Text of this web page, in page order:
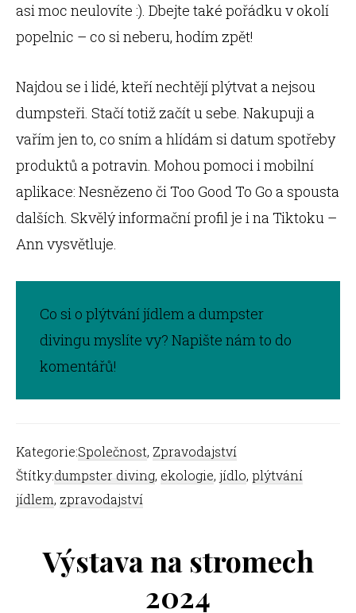
asi moc neulovíte :). Dbejte také pořádku v okolí
popelnic – co si neberu, hodím zpět!
Najdou se i lidé, kteří nechtějí plýtvat a nejsou
dumpsteři. Stačí totiž začít u sebe. Nakupuji a
vařím jen to, co sním a hlídám si datum spotřeby
produktů a potravin. Mohou pomoci i mobilní
aplikace: Nesnězeno či Too Good To Go a spousta
dalších. Skvělý informační profil je i na Tiktoku –
Ann vysvětluje.
Co si o plýtvání jídlem a dumpster
divingu myslíte vy? Napište nám to do
komentářů!
Kategorie:Společnost, Zpravodajství
Štítky:dumpster diving, ekologie, jídlo, plýtvání
jídlem, zpravodajství
Výstava na stromech
2024